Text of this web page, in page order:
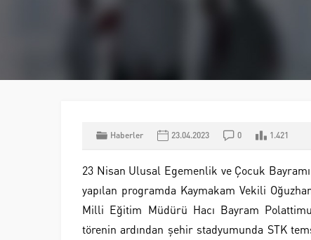
Haberler 23.04.2023 0 1.421
23 Nisan Ulusal Egemenlik ve Çocuk
yapılan programda Kaymakam Vekili
Milli Eğitim Müdürü Hacı Bayram
törenin ardından şehir stadyumunda STK